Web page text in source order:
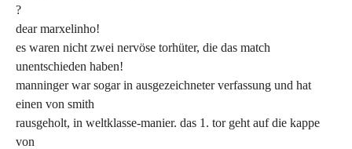
?
dear marxelinho!
es waren nicht zwei nervöse torhüter, die das match
unentschieden haben!
manninger war sogar in ausgezeichneter verfassung und hat
einen von smith
rausgeholt, in weltklasse-manier. das 1. tor geht auf die kappe
von